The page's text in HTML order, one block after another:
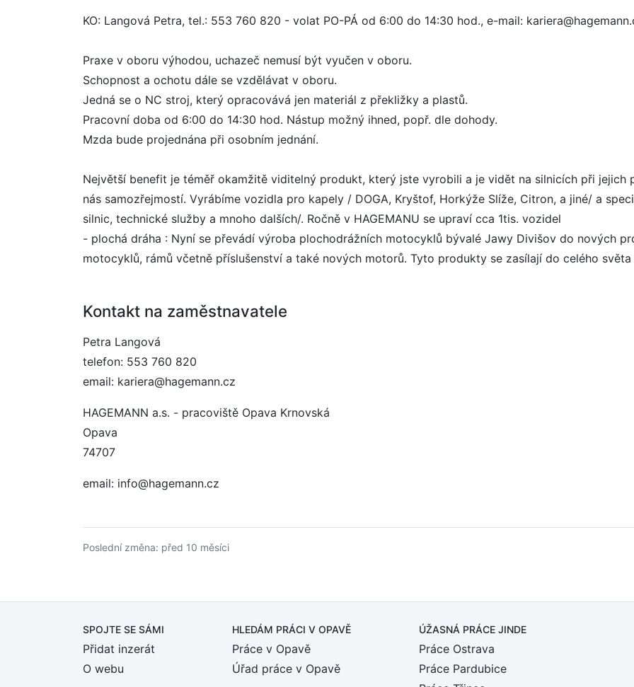
KO: Langová Petra, tel.: 553 760 820 - volat PO-PÁ od 6:00 do 14:30 hod., e-mail:
Praxe v oboru výhodou, uchazeč nemusí být vyučen v oboru.
Schopnost a ochotu dále se vzdělávat v oboru.
Jedná se o NC stroj, který opracovává jen materiál z překližky a plastů.
Pracovní doba od 6:00 do 14:30 hod. Nástup možný ihned, popř. dle dohody.
Mzda bude projednána při osobním jednání.
Největší benefit je téměř okamžitě viditelný produkt, který jste vyrobili a je vidět na silnicích při jejich
nás samozřejmostí. Vyrábíme vozidla pro kapely / DOGA, Kryštof, Horkýže Slíže, Citron, a jiné/ a
silnic, technické služby a mnoho dalších/. Ročně v HAGEMANU se upraví cca 1tis. vozidel
- plochá dráha : Nyní se převádí výroba plochodrážních motocyklů bývalé Jawy Divišov do nových
motocyklů, rámů včetně příslušenství a také nových motorů. Tyto produkty se zasílají do celého
Kontakt na zaměstnavatele
Petra Langová
telefon: 553 760 820
email: kariera@hagemann.cz
HAGEMANN a.s. - pracoviště Opava Krnovská
Opava
74707
email: info@hagemann.cz
Poslední změna: před 10 měsíci
SPOJTE SE SÁMI
Přidat inzerát
O webu
HLEDÁM PRÁCI V OPAVĚ
Práce v Opavě
Úřad práce v Opavě
ÚŽASNÁ PRÁCE JINDE
Práce Ostrava
Práce Pardubice